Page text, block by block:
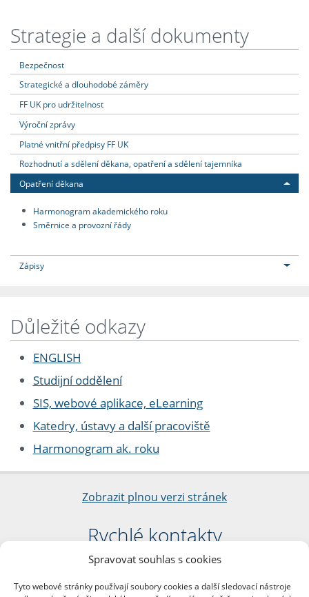
Spravovat souhlas s cookies
Tyto webové stránky používají soubory cookies a další sledovací nástroje
Strategie a další dokumenty
Bezpečnost
Strategické a dlouhodobé záměry
FF UK pro udržitelnost
Výroční zprávy
Platné vnitřní předpisy FF UK
Rozhodnutí a sdělení děkana, opatření a sdělení tajemníka
Opatření děkana
Harmonogram akademického roku
Směrnice a provozní řády
Zápisy
Důležité odkazy
ENGLISH
Studijní oddělení
SIS, webové aplikace, eLearning
Katedry, ústavy a další pracoviště
Harmonogram ak. roku
Zobrazit plnou verzi stránek
Rychlé kontakty
Filozofická fakulta
nám. Jana Palacha 1/2